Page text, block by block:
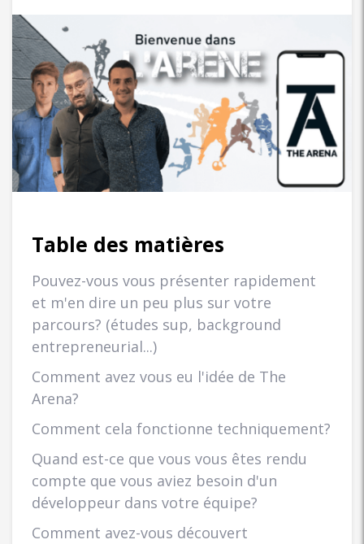
Table des matières
Pouvez-vous vous présenter rapidement
et m'en dire un peu plus sur votre
parcours? (études sup, background
entrepreneurial...)
Comment avez vous eu l'idée de The
Arena?
Comment cela fonctionne techniquement?
Quand est-ce que vous vous êtes rendu
compte que vous aviez besoin d'un
développeur dans votre équipe?
Comment avez-vous découvert